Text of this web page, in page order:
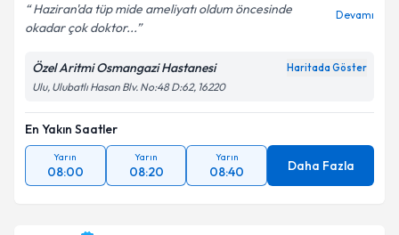
Haziran'da tüp mide ameliyatı oldum öncesinde
okadar çok doktor...
Devamı
Özel Aritmi Osmangazi Hastanesi Haritada Göster
Ulu, Ulubatlı Hasan Blv. No:48 D:62, 16220
En Yakın Saatler
Yarın
08:00
Yarın
08:20
Yarın
08:40 Daha Fazla